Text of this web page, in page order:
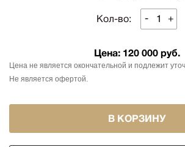
Кол-во: - +
Цена: 120 000 руб.
Цена не является окончательной и подлежит
Не является офертой.
В КОРЗИНУ